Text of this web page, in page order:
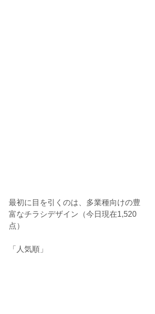
最初に目を引くのは、多業種向けの豊
富なチラシデザイン（今日現在1,520
点）
「人気順」